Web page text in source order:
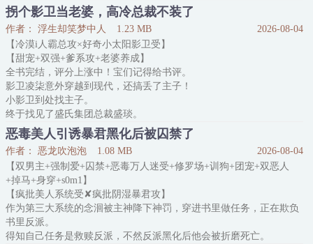
安桥的眼神瞬间亮了起来——
养他好啊！这很好！
他最喜欢会养他的人类。
但是这个青年让他签订了一份不平等条约，让他三年不准出去工作，
不准接触别人，不准超出监控范围之外。
安桥飞快签下条约，生怕对方会反悔。
身为比格犬，他会死死缠住这
拐个影卫当老婆，高冷总裁不装了
作者： 浮生却笑梦中人 1.23 MB
2026-08-04
【冷漠i人霸总攻×好奇小太阳影卫受】
【甜宠+双强+爹系攻+老婆养成】
全书完结，评分上涨中！宝们记得给书评。
影卫凌柒意外穿越到现代，还搞丢了主子！
小影卫到处找主子。
终于找见了盛氏集团总裁盛琰。
咦？太子殿下怎么变成熟了？
凌柒死缠烂打要追随左右。“主子在哪，属下便在哪！”
盛琰见惯了攀附算计，冷脸将人拒之门外。
但见那少年竟奄奄一息蜷在自己家别墅门口时，生性冷漠的盛总鬼使
神差地，将人拎回了家。
本是想顺藤摸瓜，查清是谁故意把这 “麻烦” 塞到他身边。
可看着这 “古董” 少年
恶毒美人引诱暴君黑化后被囚禁了
作者： 恶龙吹泡泡 1.08 MB
2026-08-04
【双男主+强制爱+囚禁+恶毒万人迷受+修罗场+训狗+团宠+双恶人
+掉马+身穿+s0m1】
【疯批美人系统受✘疯批阴湿暴君攻】
作为第三大系统的念洄被主神降下神罚，穿进书里做任务，正在欺负
书里反派。
得知自己任务是救赎反派，不然反派黑化后他会被折磨死亡。